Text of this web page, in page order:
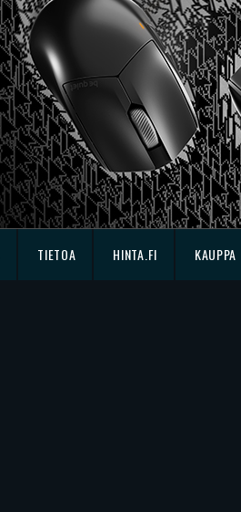
TIETOA HINTA.FI KAUPPA